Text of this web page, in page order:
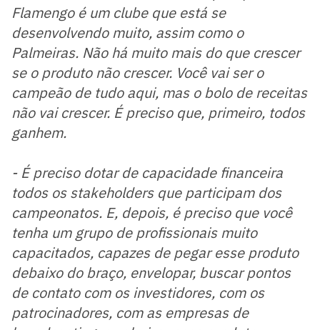
Flamengo é um clube que está se
desenvolvendo muito, assim como o
Palmeiras. Não há muito mais do que crescer
se o produto não crescer. Você vai ser o
campeão de tudo aqui, mas o bolo de receitas
não vai crescer. É preciso que, primeiro, todos
ganhem.
- É preciso dotar de capacidade financeira
todos os stakeholders que participam dos
campeonatos. E, depois, é preciso que você
tenha um grupo de profissionais muito
capacitados, capazes de pegar esse produto
debaixo do braço, envelopar, buscar pontos
de contato com os investidores, com os
patrocinadores, com as empresas de